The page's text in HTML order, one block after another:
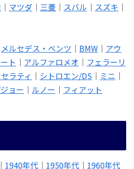
｜ マツダ ｜ 三菱 ｜ スバル ｜ スズキ ｜
メルセデス・ベンツ ｜ BMW ｜ アウ
ト ｜ アルファロメオ ｜ フェラーリ
ラティ ｜ シトロエン/DS ｜ ミニ ｜
ョー ｜ ルノー ｜ フィアット
｜ 1940年代 ｜ 1950年代 ｜ 1960年代